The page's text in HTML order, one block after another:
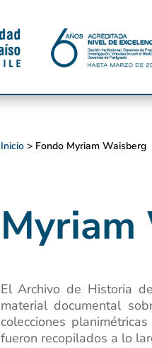
Inicio> Fondo Myriam Waisberg
Myriam
El Archivo de Historia
material documental
colecciones
fueron recopilados a lo